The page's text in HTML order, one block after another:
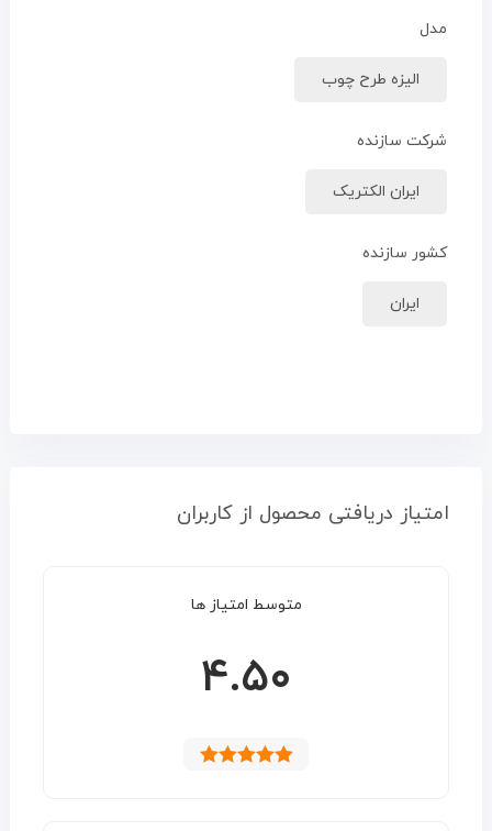
مدل
الیزه طرح چوب
شرکت سازنده
ایران الکتریک
کشور سازنده
ایران
امتیاز دریافتی محصول از کاربران
متوسط امتیاز ها
۴.۵۰